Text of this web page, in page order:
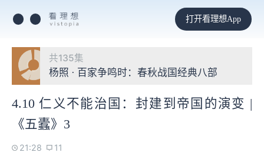
打开看理想App
共135集
杨照 · 百家争鸣时：春秋战国经典八部
4.10 仁义不能治国：封建到帝国的演变 |
《五蠹》3
21:28 11